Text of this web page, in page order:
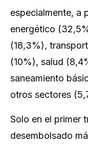
especialmente, a
energético
(18,3%),
(10%), salud
saneamiento
otros sectores
Solo en el primer
desembolsado